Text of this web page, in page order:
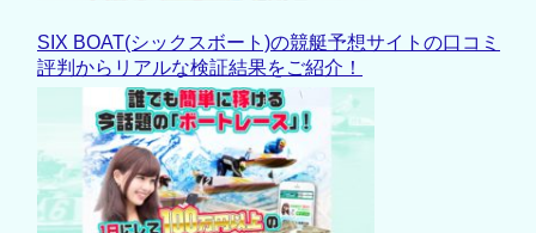
SIX BOAT(シックスボート)の競艇予想サイトの口コミ
評判からリアルな検証結果をご紹介！